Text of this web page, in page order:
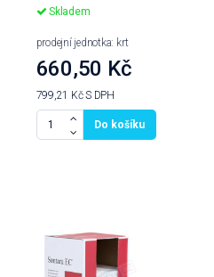
Skladem
prodejní jednotka: krt
660,50 Kč
799,21 KčS DPH
Do košíku